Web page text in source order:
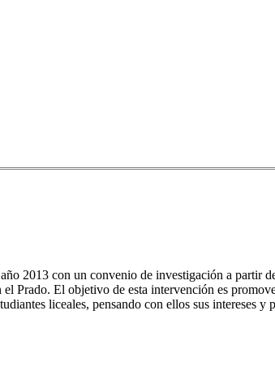
2013 con un convenio de investigación a
Prado. El objetivo de esta intervención es
liceales, pensando con ellos sus intereses y